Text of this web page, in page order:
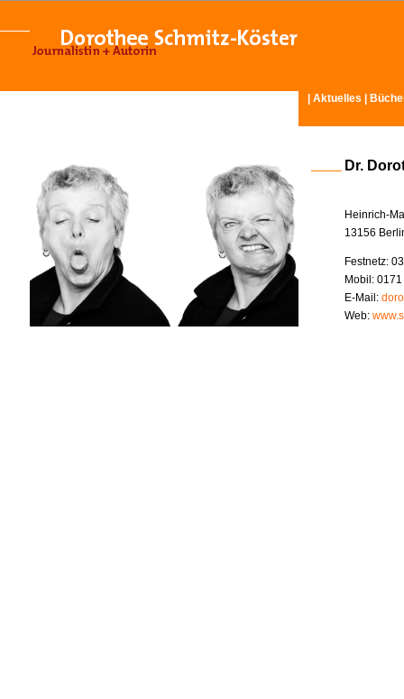
Aktuelles
Dr.
Heinrich-
13156
Festnetz:
Mobil:
E-Mail:
Web: